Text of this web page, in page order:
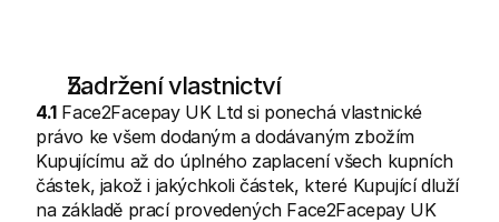
Zadržení vlastnictví
4.1 Face2Facepay UK Ltd si ponechá vlastnické
právo ke všem dodaným a dodávaným zbožím
Kupujícímu až do úplného zaplacení všech kupních
částek, jakož i jakýchkoli částek, které Kupující dluží
na základě prací provedených Face2Facepay UK